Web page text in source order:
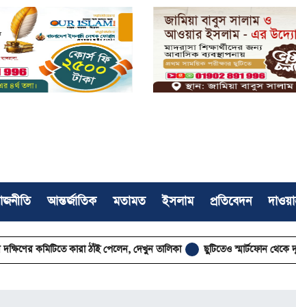
আন্তর্জাতিক মতামত ইসলাম প্রতিবেদন
কারা ঠাঁই পেলেন, দেখুন তালিকা ছুটিতেও স্মার্টফোন থেকে দূরে, পুরস্কৃত